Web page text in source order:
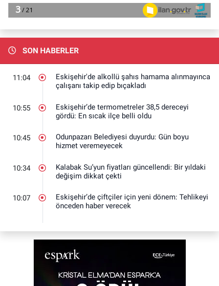
SON HABERLER
11:04
Eskişehir'de alkollü şahıs hamama alınmayınca
çalışanı takip edip bıçakladı
10:55
Eskişehir’de termometreler 38,5 dereceyi
gördü: En sıcak ilçe belli oldu
10:45
Odunpazarı Belediyesi duyurdu: Gün boyu
hizmet veremeyecek
10:34
Kalabak Su’yun fiyatları güncellendi: Bir yıldaki
değişim dikkat çekti
10:07
Eskişehir’de çiftçiler için yeni dönem: Tehlikeyi
önceden haber verecek